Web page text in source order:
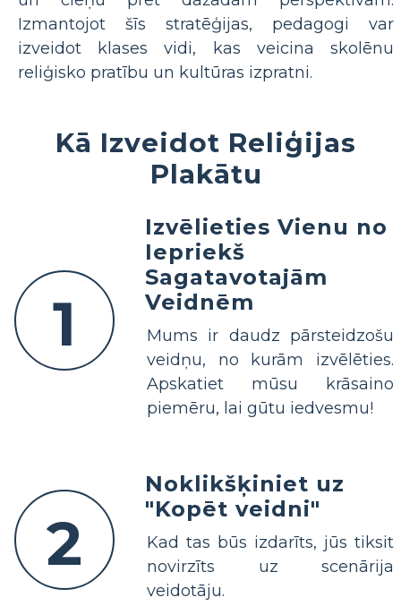
Izmantojot šīs stratēģijas, pedagogi var
izveidot klases vidi, kas veicina skolēnu
reliģisko pratību un kultūras izpratni.
Kā Izveidot Reliģijas
Plakātu
1
Izvēlieties Vienu no
Iepriekš
Sagatavotajām
Veidnēm
Mums ir daudz pārsteidzošu
veidņu, no kurām izvēlēties.
Apskatiet mūsu krāsaino
piemēru, lai gūtu iedvesmu!
2
Noklikšķiniet uz
"Kopēt veidni"
Kad tas būs izdarīts, jūs tiksit
novirzīts uz scenārija
veidotāju.